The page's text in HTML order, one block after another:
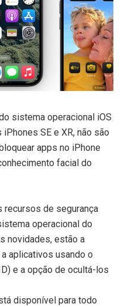
sistema operacional iOS
SE e XR, não são
apps no iPhone
facial do
recursos de segurança
operacional do
novidades, estão a
aplicativos usando o
e a opção de ocultá-los
disponível para todo